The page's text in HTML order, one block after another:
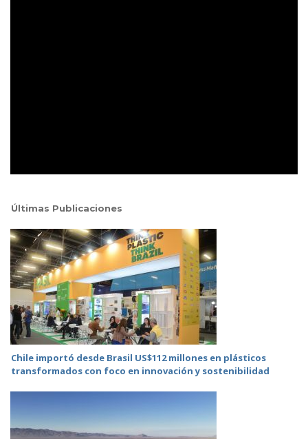
Últimas Publicaciones
Chile importó desde Brasil US$112 millones en plásticos
transformados con foco en innovación y sostenibilidad